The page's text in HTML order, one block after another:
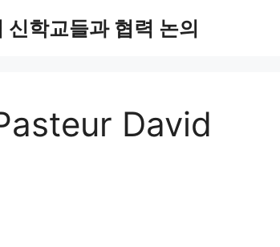
학교들과 협력 논의
David